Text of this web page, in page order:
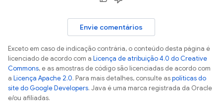
Envie comentários
Exceto em caso de indicação contrária, o conteúdo desta página é
licenciado de acordo com a Licença de atribuição 4.0 do Creative
Commons, e as amostras de código são licenciadas de acordo com
a Licença Apache 2.0. Para mais detalhes, consulte aspolíticas do
site do Google Developers. Java é uma marca registrada da Oracle
e/ou afiliadas.